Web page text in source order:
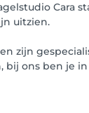
Cara
uitzien.
zijn
ons ben je